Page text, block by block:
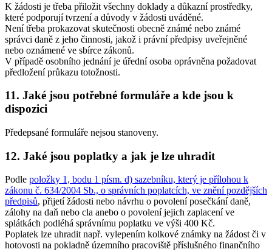
K žádosti je třeba přiložit všechny doklady a důkazní prostředky,
které podporují tvrzení a důvody v žádosti uváděné.
Není třeba prokazovat skutečnosti obecně známé nebo známé
správci daně z jeho činnosti, jakož i právní předpisy uveřejněné
nebo oznámené ve sbírce zákonů.
V případě osobního jednání je úřední osoba oprávněna požadovat
předložení průkazu totožnosti.
11. Jaké jsou potřebné formuláře a kde jsou k
dispozici
Předepsané formuláře nejsou stanoveny.
12. Jaké jsou poplatky a jak je lze uhradit
Podle položky 1, bodu 1 písm. d) sazebníku, který je přílohou k
zákonu č. 634/2004 Sb., o správních poplatcích, ve znění pozdějších
předpisů, přijetí žádosti nebo návrhu o povolení posečkání daně,
zálohy na daň nebo cla anebo o povolení jejich zaplacení ve
splátkách podléhá správnímu poplatku ve výši 400 Kč.
Poplatek lze uhradit např. vylepením kolkové známky na žádost či v
hotovosti na pokladně územního pracoviště příslušného finančního